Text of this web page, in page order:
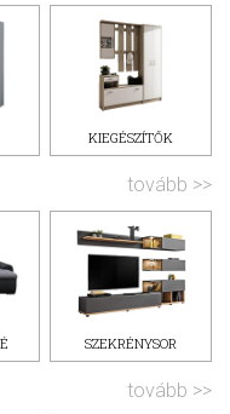
KIEGÉSZÍTŐK
tovább >>
SZEKRÉNYSOR
tovább >>